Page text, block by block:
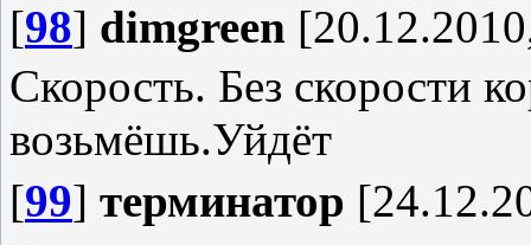
[98] dimgreen
Скорость. Без скорости
возьмёшь.Уйдёт
[99] терминатор